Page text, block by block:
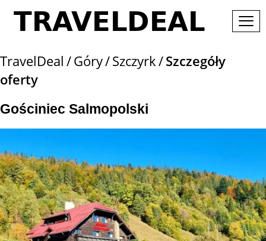
TravelDeal Góry Szczyrk Szczegóły
oferty
Gościniec Salmopolski